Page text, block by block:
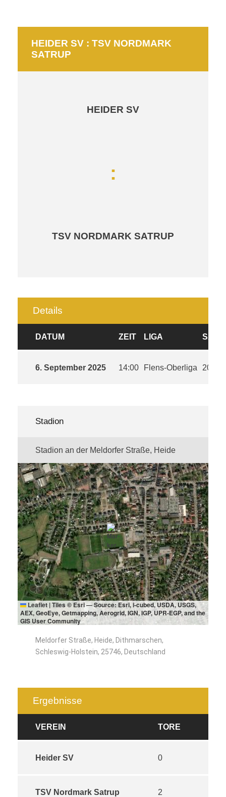
HEIDER SV : TSV NORDMARK
SATRUP
HEIDER SV
:
TSV NORDMARK SATRUP
Details
DATUM ZEIT LIGA
6. September 2025 14:00 Flens-Oberliga 2025/
Stadion
Stadion an der Meldorfer Straße, Heide
Leaflet |Tiles © Esri — Source: Esri, i-cubed, USDA, USGS,
AEX, GeoEye, Getmapping, Aerogrid, IGN, IGP, UPR-EGP, and the
GIS User Community
Meldorfer Straße, Heide, Dithmarschen,
Schleswig-Holstein, 25746, Deutschland
Ergebnisse
VEREIN TORE
Heider SV 0
TSV Nordmark Satrup 2